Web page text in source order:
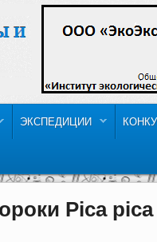
ЭКСПЕДИЦИИ
Pica